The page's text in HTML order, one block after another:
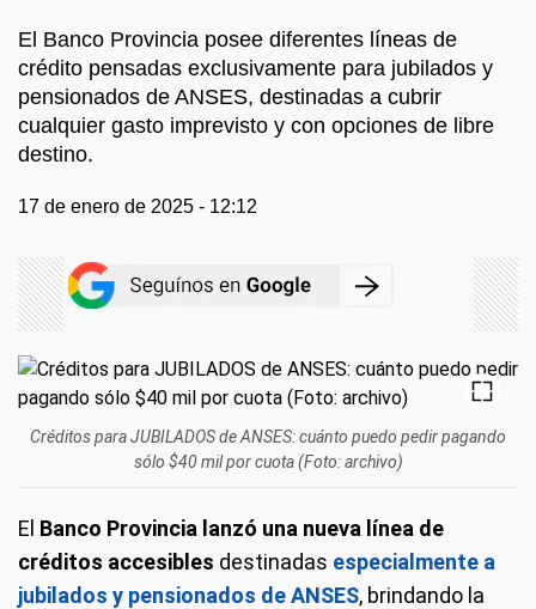
El Banco Provincia posee diferentes líneas de
crédito pensadas exclusivamente para jubilados y
pensionados de ANSES, destinadas a cubrir
cualquier gasto imprevisto y con opciones de libre
destino.
17 de enero de 2025 - 12:12
Créditos para JUBILADOS de ANSES: cuánto puedo pedir pagando
sólo $40 mil por cuota (Foto: archivo)
El Banco Provincia lanzó una nueva línea de
créditos accesibles destinadas especialmente a
jubilados y pensionados de ANSES, brindando la